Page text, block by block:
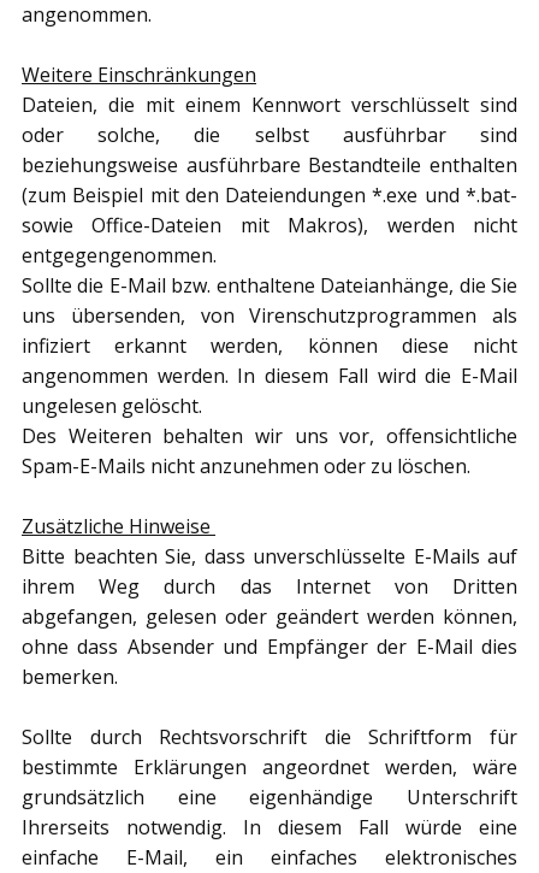
angenommen.
Weitere Einschränkungen
Dateien, die mit einem Kennwort verschlüsselt sind
oder solche, die selbst ausführbar sind
beziehungsweise ausführbare Bestandteile enthalten
(zum Beispiel mit den Dateiendungen *.exe und *.bat-
sowie Office-Dateien mit Makros), werden nicht
entgegengenommen.
Sollte die E-Mail bzw. enthaltene Dateianhänge, die Sie
uns übersenden, von Virenschutzprogrammen als
infiziert erkannt werden, können diese nicht
angenommen werden. In diesem Fall wird die E-Mail
ungelesen gelöscht.
Des Weiteren behalten wir uns vor, offensichtliche
Spam-E-Mails nicht anzunehmen oder zu löschen.
Zusätzliche Hinweise
Bitte beachten Sie, dass unverschlüsselte E-Mails auf
ihrem Weg durch das Internet von Dritten
abgefangen, gelesen oder geändert werden können,
ohne dass Absender und Empfänger der E-Mail dies
bemerken.
Sollte durch Rechtsvorschrift die Schriftform für
bestimmte Erklärungen angeordnet werden, wäre
grundsätzlich eine eigenhändige Unterschrift
Ihrerseits notwendig. In diesem Fall würde eine
einfache E-Mail, ein einfaches elektronisches